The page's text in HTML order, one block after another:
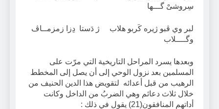
سِروشىْ گـــها
لبر وي ڤبو ژيره كَربو هلاب ژ دَستا دِزا زمزمــاڤ
وگــــلاب
وبعدها يسرد المراحل التاريخية التي مرّت على
المسلمين بعد نزول الوحي إلى أن يصل إلى المخطط
الرهيب من قبل أعدائه لتقويض هذا الدين الحنيف من
خلال ثلاث دعائم وهي الضربُ من الداخل وكانت
أداتهم المنافقون(21) يقول في ذلك :